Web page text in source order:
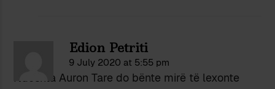
Edion Petriti
9 July 2020 at 5:55 pm
Ndoshta Auron Tare do bënte mirë të lexonte